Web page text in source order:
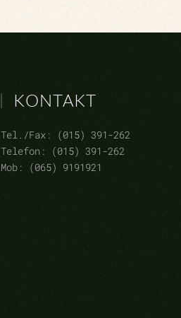
KONTAKT
Tel./Fax: (015) 391-262
Telefon: (015) 391-262
Mob: (065) 9191921